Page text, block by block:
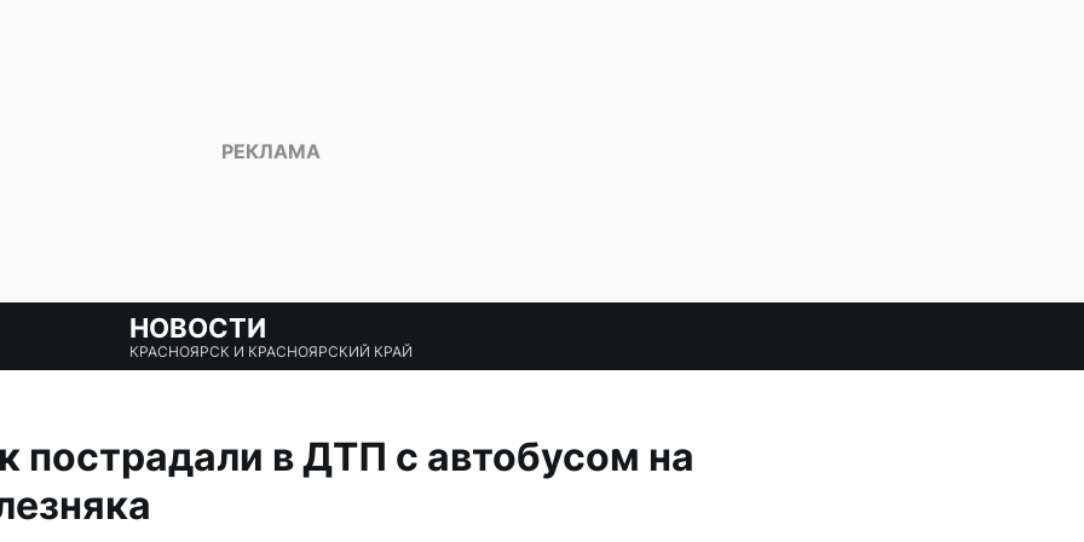
НОВОСТИ
КРАСНОЯРСК И КРАСНОЯРСКИЙ КРАЙ
пострадали в ДТП с автобусом на